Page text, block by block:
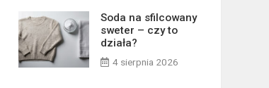
Soda na sfilcowany
sweter – czy to
działa?
4 sierpnia 2026